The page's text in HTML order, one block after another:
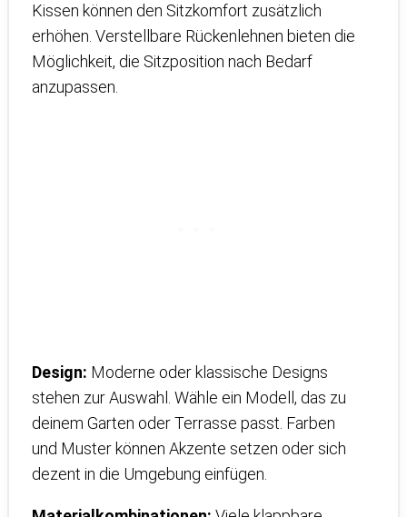
Kissen können den Sitzkomfort zusätzlich
erhöhen. Verstellbare Rückenlehnen bieten die
Möglichkeit, die Sitzposition nach Bedarf
anzupassen.
Design: Moderne oder klassische Designs
stehen zur Auswahl. Wähle ein Modell, das zu
deinem Garten oder Terrasse passt. Farben
und Muster können Akzente setzen oder sich
dezent in die Umgebung einfügen.